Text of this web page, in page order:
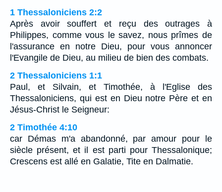
1 Thessaloniciens 2:2
Après avoir souffert et reçu des outrages à
Philippes, comme vous le savez, nous prîmes de
l'assurance en notre Dieu, pour vous annoncer
l'Evangile de Dieu, au milieu de bien des combats.
2 Thessaloniciens 1:1
Paul, et Silvain, et Timothée, à l'Eglise des
Thessaloniciens, qui est en Dieu notre Père et en
Jésus-Christ le Seigneur:
2 Timothée 4:10
car Démas m'a abandonné, par amour pour le
siècle présent, et il est parti pour Thessalonique;
Crescens est allé en Galatie, Tite en Dalmatie.